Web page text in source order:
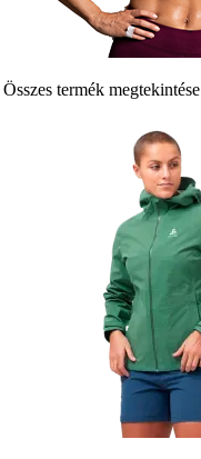
Összes termék megtekintése